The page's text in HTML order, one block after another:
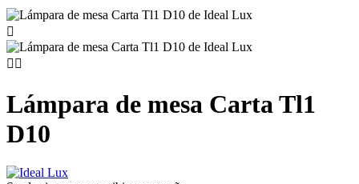

 
Lámpara de mesa Carta Tl1
D10